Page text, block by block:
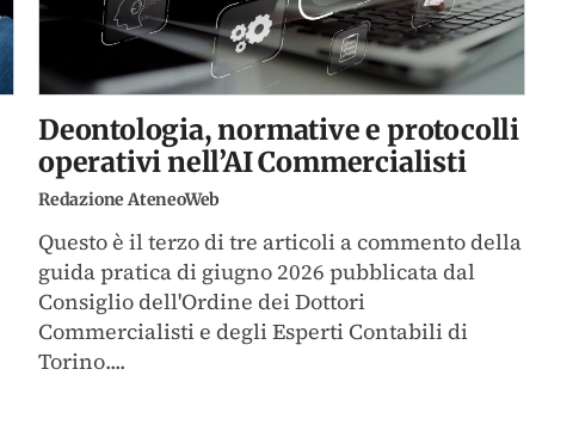
Deontologia, normative e protocolli
operativi nell’AI Commercialisti
Redazione AteneoWeb
Questo è il terzo di tre articoli a commento della
guida pratica di giugno 2026 pubblicata dal
Consiglio dell'Ordine dei Dottori
Commercialisti e degli Esperti Contabili di
Torino....